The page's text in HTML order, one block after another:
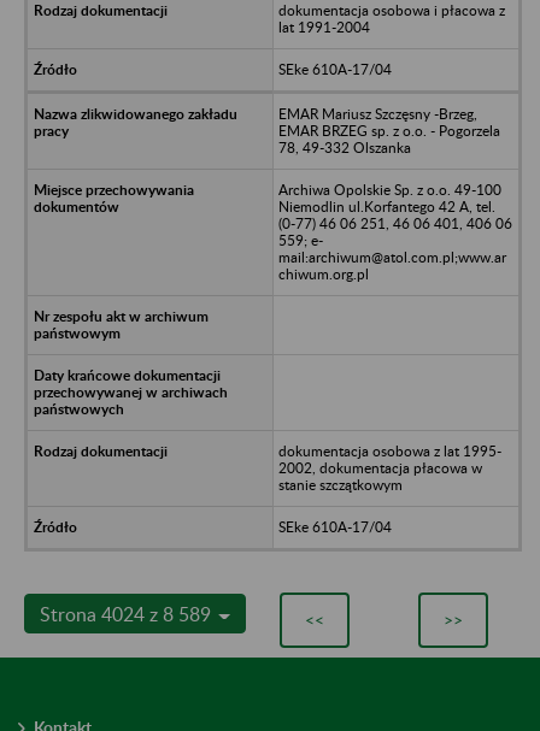
dokumentacja osobowa i płacowa z
lat 1991-2004
SEke 610A-17/04
EMAR Mariusz Szczęsny -Brzeg,
EMAR BRZEG sp. z o.o. - Pogorzela
78, 49-332 Olszanka
Archiwa Opolskie Sp. z o.o. 49-100
Niemodlin ul.Korfantego 42 A, tel.
(0-77) 46 06 251, 46 06 401, 406 06
559; e-
mail:archiwum@atol.com.pl;www.ar
chiwum.org.pl
dokumentacja osobowa z lat 1995-
2002, dokumentacja płacowa w
stanie szczątkowym
SEke 610A-17/04
Strona 4024 z 8 589 << >>
Kontakt